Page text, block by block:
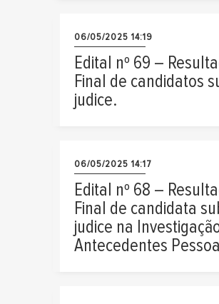
06/05/2025 14:19
Edital nº 69 –
Final de candidatos
judice.
06/05/2025 14:17
Edital nº 68 –
Final de candidata
judice na
Antecedentes